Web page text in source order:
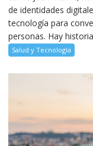
de identidades
tecnología para
personas. Hay
Salud y Tecnología